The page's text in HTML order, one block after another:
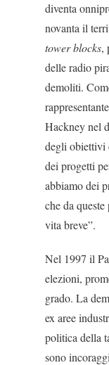
diventa
novan­ta il
tower blocks,
delle radio
demoliti.
Hackney nel
degli obiettivi
dei progetti
abbiamo dei
che da
vita breve”.
Nel 1997 il
elezioni,
grado. La
ex aree
politica della
sono